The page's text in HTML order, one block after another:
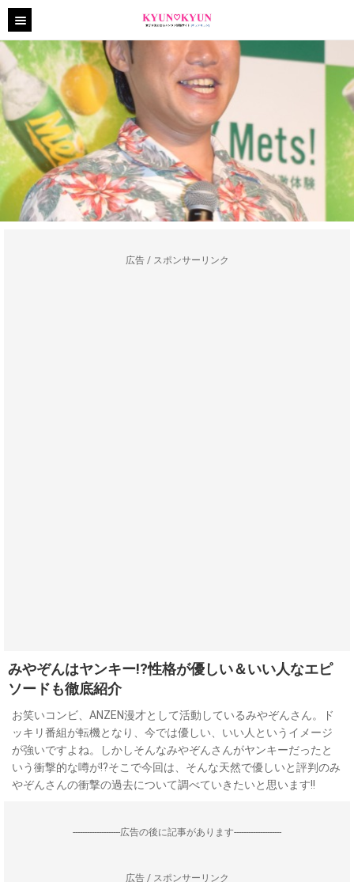
広告 / スポンサーリンク
みやぞんはヤンキー!?性格が優しい＆いい人なエピ
ソードも徹底紹介
お笑いコンビ、ANZEN漫才として活動しているみやぞんさん。ド
ッキリ番組が転機となり、今では優しい、いい人というイメージ
が強いですよね。しかしそんなみやぞんさんがヤンキーだったと
いう衝撃的な噂が!?そこで今回は、そんな天然で優しいと評判のみ
やぞんさんの衝撃の過去について調べていきたいと思います!!
--------------------広告の後に記事があります--------------------
広告 / スポンサーリンク